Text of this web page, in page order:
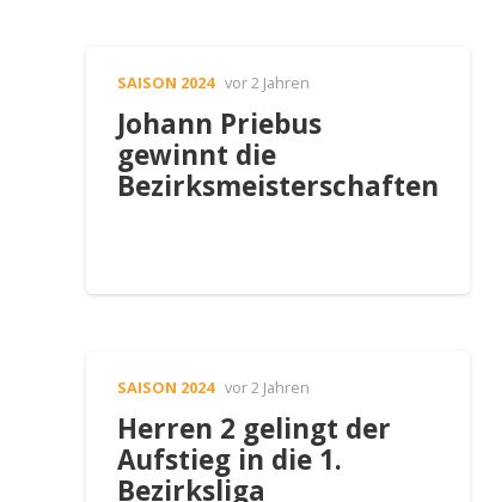
SAISON 2024 vor 2 Jahren
Johann Priebus
gewinnt die
Bezirksmeisterschaften
SAISON 2024 vor 2 Jahren
Herren 2 gelingt der
Aufstieg in die 1.
Bezirksliga